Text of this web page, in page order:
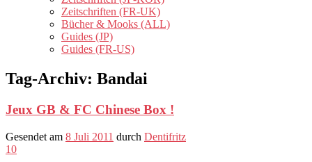
Zeitschriften (FR-UK)
Bücher & Mooks (ALL)
Guides (JP)
Guides (FR-US)
Tag-Archiv: Bandai
Jeux GB & FC Chinese Box !
Gesendet am 8 Juli 2011 durch Dentifritz
10